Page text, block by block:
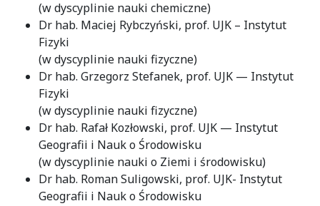
(w dyscyplinie nauki chemiczne)
Dr hab. Maciej Rybczyński, prof. UJK – Instytut
Fizyki
(w dyscyplinie nauki fizyczne)
Dr hab. Grzegorz Stefanek, prof. UJK — Instytut
Fizyki
(w dyscyplinie nauki fizyczne)
Dr hab. Rafał Kozłowski, prof. UJK — Instytut
Geografii i Nauk o Środowisku
(w dyscyplinie nauki o Ziemi i środowisku)
Dr hab. Roman Suligowski, prof. UJK- Instytut
Geografii i Nauk o Środowisku